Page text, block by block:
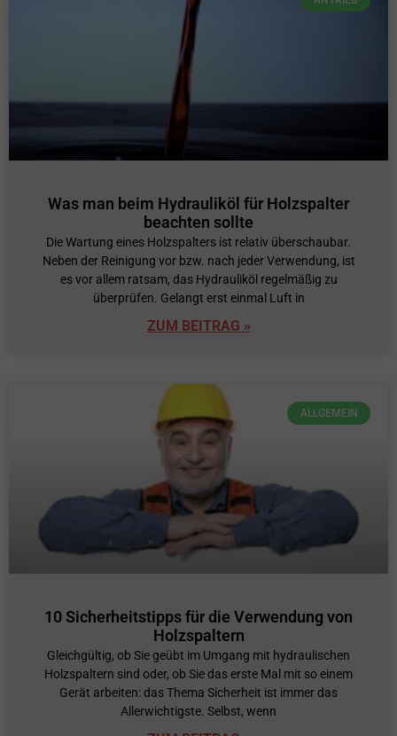
Was man beim Hydrauliköl für Holzspalter
beachten sollte
Die Wartung eines Holzspalters ist relativ überschaubar.
Neben der Reinigung vor bzw. nach jeder Verwendung, ist
es vor allem ratsam, das Hydrauliköl regelmäßig zu
überprüfen. Gelangt erst einmal Luft in
ZUM BEITRAG »
ALLGEMEIN
10 Sicherheitstipps für die Verwendung von
Holzspaltern
Gleichgültig, ob Sie geübt im Umgang mit hydraulischen
Holzspaltern sind oder, ob Sie das erste Mal mit so einem
Gerät arbeiten: das Thema Sicherheit ist immer das
Allerwichtigste. Selbst, wenn